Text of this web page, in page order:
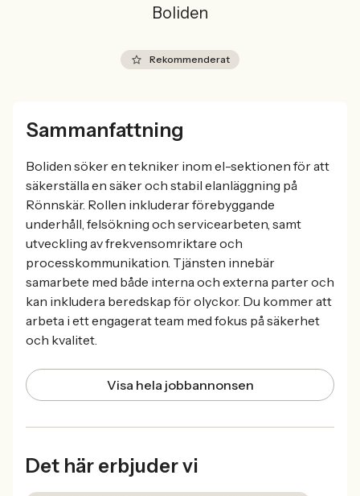
Boliden
Rekommenderat
Sammanfattning
Boliden söker en tekniker inom el-sektionen för att
säkerställa en säker och stabil elanläggning på
Rönnskär. Rollen inkluderar förebyggande
underhåll, felsökning och servicearbeten, samt
utveckling av frekvensomriktare och
processkommunikation. Tjänsten innebär
samarbete med både interna och externa parter och
kan inkludera beredskap för olyckor. Du kommer att
arbeta i ett engagerat team med fokus på säkerhet
och kvalitet.
Visa hela jobbannonsen
Det här erbjuder vi